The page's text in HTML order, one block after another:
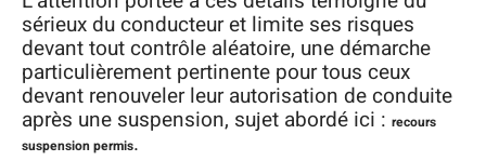
sérieux du conducteur et limite ses risques
devant tout contrôle aléatoire, une démarche
particulièrement pertinente pour tous ceux
devant renouveler leur autorisation de conduite
après une suspension, sujet abordé ici : recours
suspension permis.